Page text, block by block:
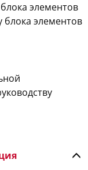
элементов
блока элементов